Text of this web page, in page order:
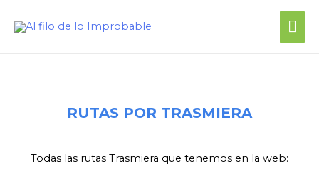
RUTAS POR TRASMIERA
Todas las rutas Trasmiera que tenemos en la web: